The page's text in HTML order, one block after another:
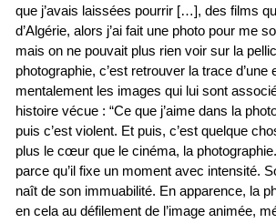
que j’avais laissées pourrir […], des films
d’Algérie, alors j’ai fait une photo pour me
mais on ne pouvait plus rien voir sur la
photographie, c’est retrouver la trace
mentalement les images qui lui sont
histoire vécue : “Ce que j’aime dans la
puis c’est violent. Et puis, c’est quelque
plus le cœur que le cinéma, la
parce qu’il fixe un moment avec intensité.
naît de son immuabilité. En apparence, la
en cela au défilement de l’image animée,